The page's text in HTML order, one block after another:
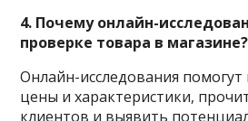
4. Почему онлайн-
проверке товара в магазине?
Онлайн-исследования
цены и характеристики,
клиентов и выявить